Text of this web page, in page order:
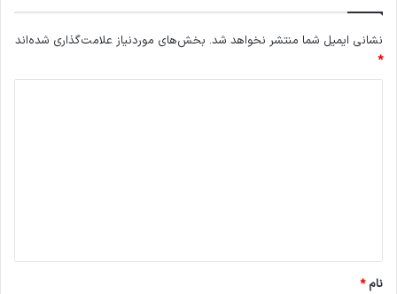
نشانی ایمیل شما منتشر نخواهد شد. بخش‌های موردنیاز علامت‌گذاری شده‌اند
*
نام*